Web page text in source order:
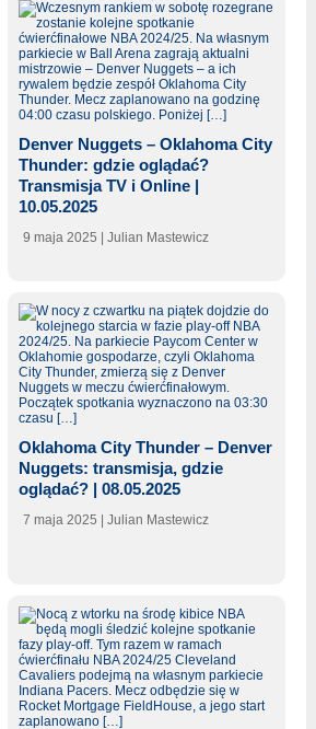
Denver Nuggets – Oklahoma City
Thunder: gdzie oglądać?
Transmisja TV i Online |
10.05.2025
9 maja 2025 | Julian Mastewicz
Oklahoma City Thunder – Denver
Nuggets: transmisja, gdzie
oglądać? | 08.05.2025
7 maja 2025 | Julian Mastewicz